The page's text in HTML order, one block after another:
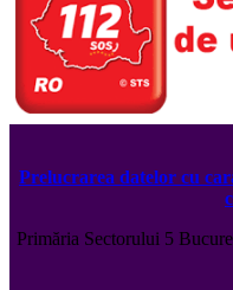
Prelucrarea datelor cu
Primăria Sectorului 5